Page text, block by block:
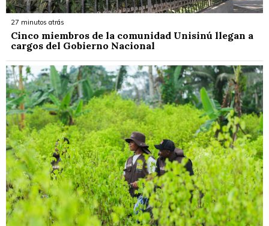
27 minutos atrás
Cinco miembros de la comunidad Unisinú llegan a
cargos del Gobierno Nacional